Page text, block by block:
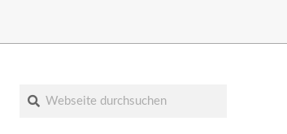
Suche